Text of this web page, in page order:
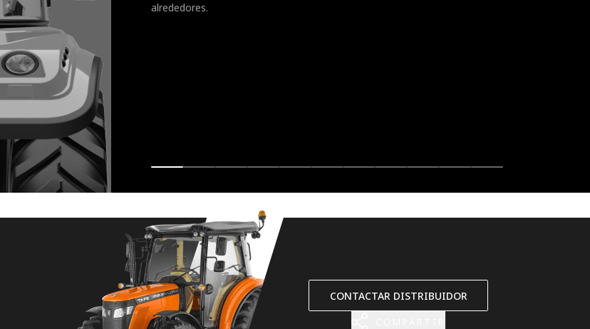
alrededores.
CONTACTAR DISTRIBUIDOR